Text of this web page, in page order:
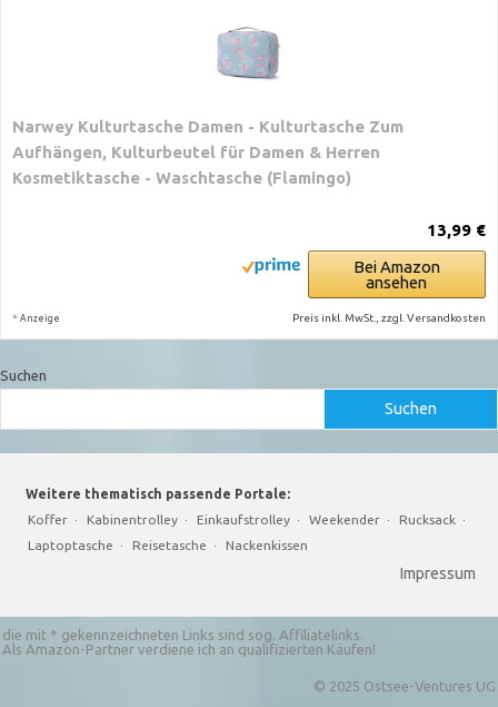
Narwey Kulturtasche Damen - Kulturtasche Zum
Aufhängen, Kulturbeutel für Damen & Herren
Kosmetiktasche - Waschtasche (Flamingo)
13,99 €
Bei Amazon
ansehen
* Anzeige Preis inkl. MwSt., zzgl. Versandkosten
Suchen
Suchen
Weitere thematisch passende Portale:
Koffer · Kabinentrolley · Einkaufstrolley · Weekender · Rucksack ·
Laptoptasche · Reisetasche · Nackenkissen
Impressum
die mit * gekennzeichneten Links sind sog. Affiliatelinks.
Als Amazon-Partner verdiene ich an qualifizierten Käufen!
© 2025 Ostsee-Ventures UG